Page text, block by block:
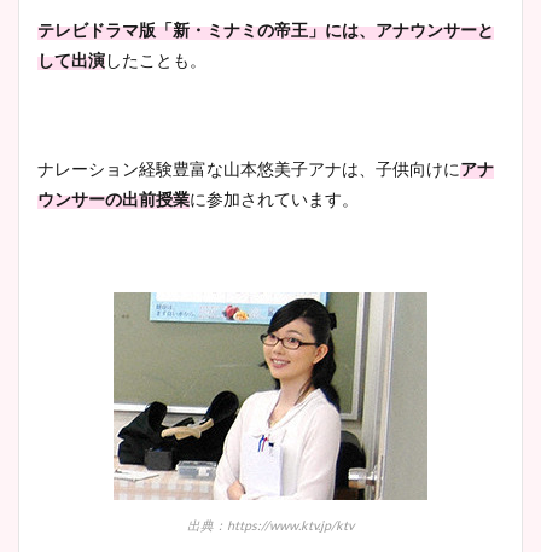
テレビドラマ版「新・ミナミの帝王」には、アナウンサーと
して出演したことも。
ナレーション経験豊富な山本悠美子アナは、子供向けにアナ
ウンサーの出前授業に参加されています。
出典：https://www.ktv.jp/ktv